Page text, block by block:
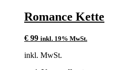
mehrere
Varianten
Romance Kette
€ 99 inkl. 19% MwSt.
inkl. MwSt.